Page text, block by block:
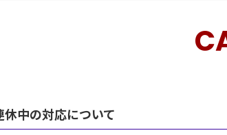
休中の対応について